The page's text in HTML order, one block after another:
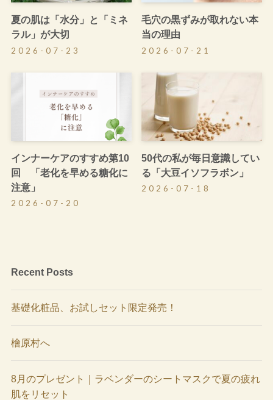
夏の肌は「水分」と「ミネ
ラル」が大切
2026-07-23
毛穴の黒ずみが取れない本
当の理由
2026-07-21
インナーケアのすすめ第10
回 「老化を早める糖化に
注意」
2026-07-20
50代の私が毎日意識してい
る「大豆イソフラボン」
2026-07-18
Recent Posts
基礎化粧品、お試しセット限定発売！
檜原村へ
8月のプレゼント｜ラベンダーのシートマスクで夏の疲れ
肌をリセット